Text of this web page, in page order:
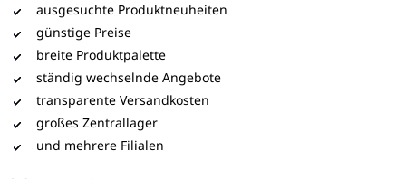
ausgesuchte Produktneuheiten
günstige Preise
breite Produktpalette
ständig wechselnde Angebote
transparente Versandkosten
großes Zentrallager
und mehrere Filialen